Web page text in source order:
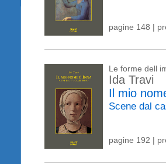
pagine 148 |
Le forme dell
Ida Travi
Il mio
Scene dal
pagine 192 |